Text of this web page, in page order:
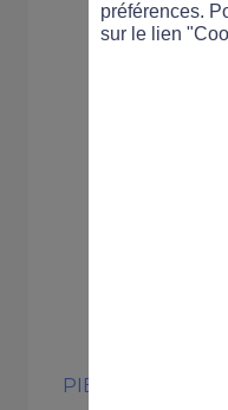
PIÉTON
préférences.
sur le lien